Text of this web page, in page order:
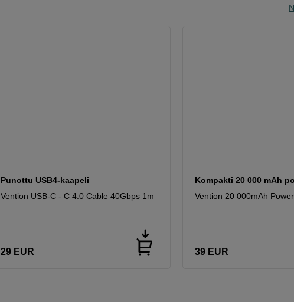
Punottu USB4-kaapeli
Vention USB-C - C 4.0 Cable 40Gbps 1m
29 EUR
Kompakti 20 000 mAh
Vention 20 000mAh
39 EUR